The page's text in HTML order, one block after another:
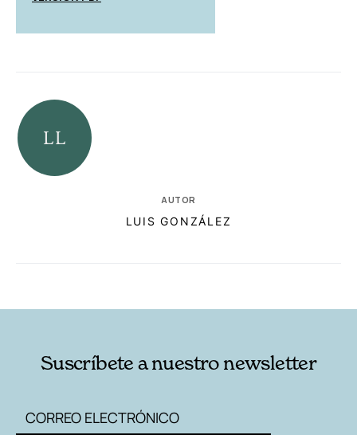
AUTOR
LUIS GONZÁLEZ
Suscríbete a nuestro newsletter